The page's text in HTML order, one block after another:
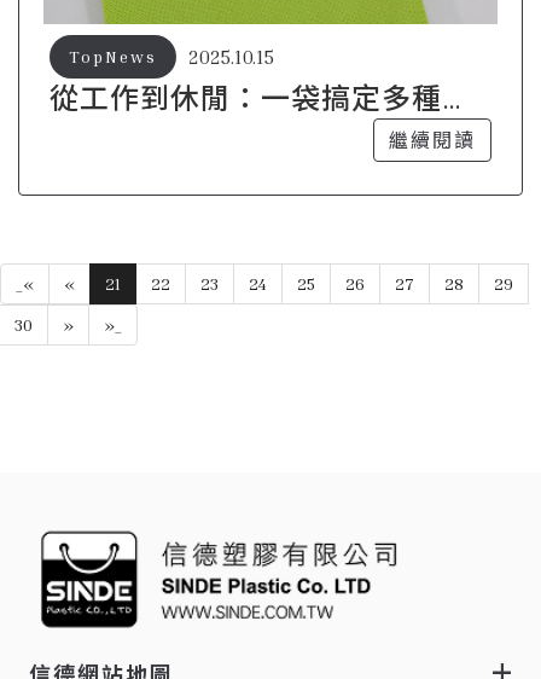
從工作到休閒：一袋搞定多種場
2025.10.15
TopNews
繼續閱讀
_« « 21 22 23 24 25 26 27 28
29
30
» »_
信德網站地圖